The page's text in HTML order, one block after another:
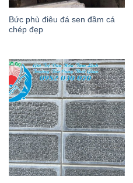
Bức phù điêu đá sen đầm cá
chép đẹp